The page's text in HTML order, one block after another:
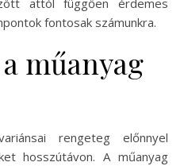
fontosak számunkra.
műanyag
rengeteg előnnyel
hosszútávon. A műanyag